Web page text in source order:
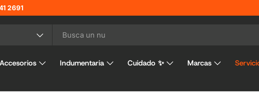
2691
Accesorios Indumentaria Cuidado ✨ Marcas